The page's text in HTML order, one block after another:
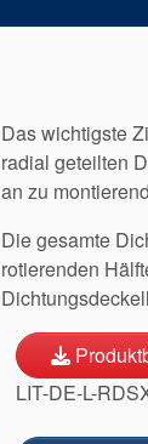
Das wichtigste
radial geteilten
an zu
Die gesamte
rotierenden
LIT-DE-L-